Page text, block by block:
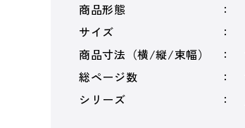
商品形態
サイズ
商品寸法（横/縦/束幅）
総ページ数
シリーズ